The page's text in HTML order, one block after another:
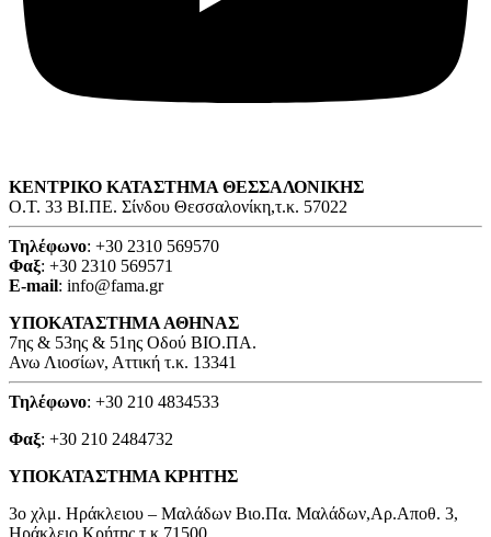
ΚΕΝΤΡΙΚΟ ΚΑΤΑΣΤΗΜΑ ΘΕΣΣΑΛΟΝΙΚΗΣ
O.T. 33 ΒΙ.ΠΕ. Σίνδου Θεσσαλονίκη,τ.κ. 57022
Τηλέφωνο: +30 2310 569570
Φαξ: +30 2310 569571
E-mail: info@fama.gr
ΥΠΟΚΑΤΑΣΤΗΜΑ ΑΘΗΝΑΣ
7ης & 53ης & 51ης Οδού ΒΙΟ.ΠΑ.
Ανω Λιοσίων, Αττική τ.κ. 13341
Τηλέφωνο: +30 210 4834533
Φαξ: +30 210 2484732
ΥΠΟΚΑΤΑΣΤΗΜΑ ΚΡΗΤΗΣ
3o χλμ. Ηράκλειου – Μαλάδων Βιο.Πα. Μαλάδων,Αρ.Αποθ. 3,
Ηράκλειο Κρήτης τ.κ 71500